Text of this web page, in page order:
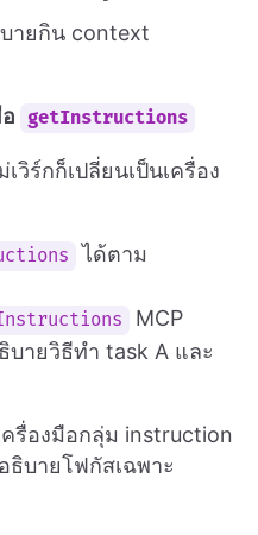
ายกิน context
getInstructions
วิร์กก็เปลี่ยนเป็นเครื่อง
ได้ตาม
MCP
ายวิธีทำ task A และ
รื่องมือกลุ่ม instruction
ธิบายโฟกัสเฉพาะ